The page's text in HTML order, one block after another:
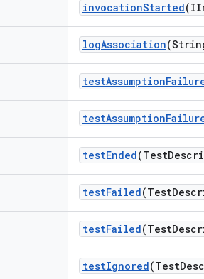
invocationStarted
logAssociation
testAssumption
testAssumption
testEnded(Test
testFailed(Test
testFailed(Test
testIgnored(Test